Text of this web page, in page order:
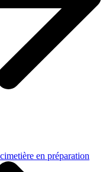
en préparation